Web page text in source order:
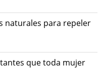
naturales para repeler
que toda mujer